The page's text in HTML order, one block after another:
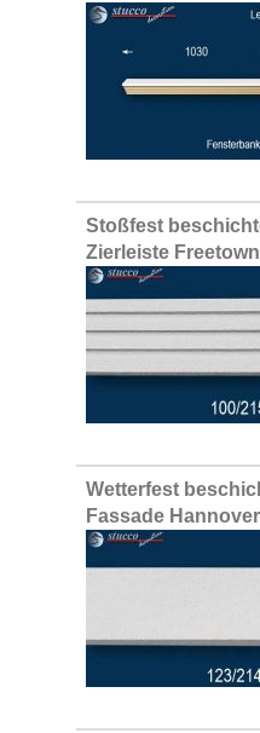
Stoßfest
Zierleiste
Wetterfest
Fassade